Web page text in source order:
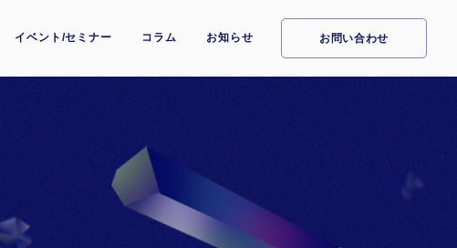
イベント/セミナー コラム お知らせ お問い合わせ